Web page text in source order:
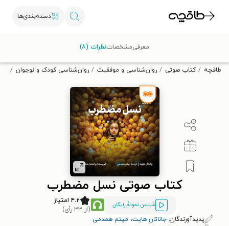
دسته‌بندی‌ها
تخفیف از طاقچه دریافت کن.
طاقچه کتاب صوتی روان‌شناسی و موفقیت روان‌شناسی کودک و نوجوان
کتاب صوتی نسل مضطرب
شنیدن نمونۀ رایگان
۴.۲ امتیاز
(از ۳۳ رأی)
پدیدآورندگان: جاناتان هایت، میثم همدمی
معرفیمشخصاتنظرات (۸)